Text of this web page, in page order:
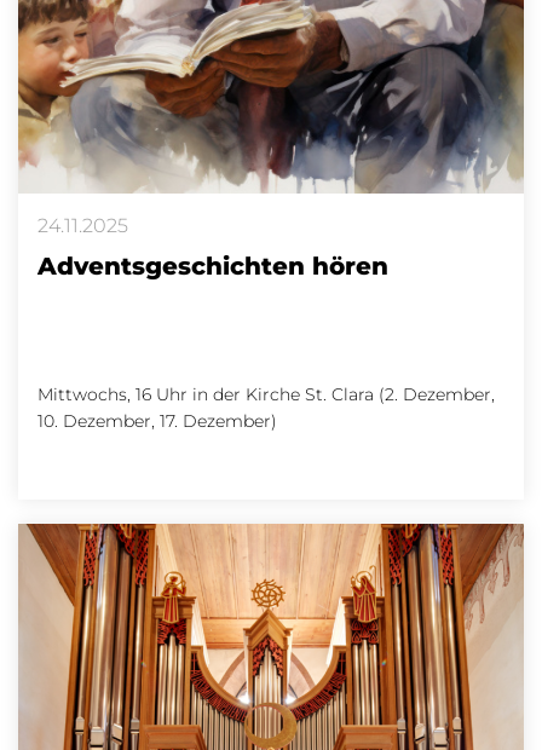
24.11.2025
Adventsgeschichten hören
Mittwochs, 16 Uhr in der Kirche St. Clara (2. Dezember,
10. Dezember, 17. Dezember)